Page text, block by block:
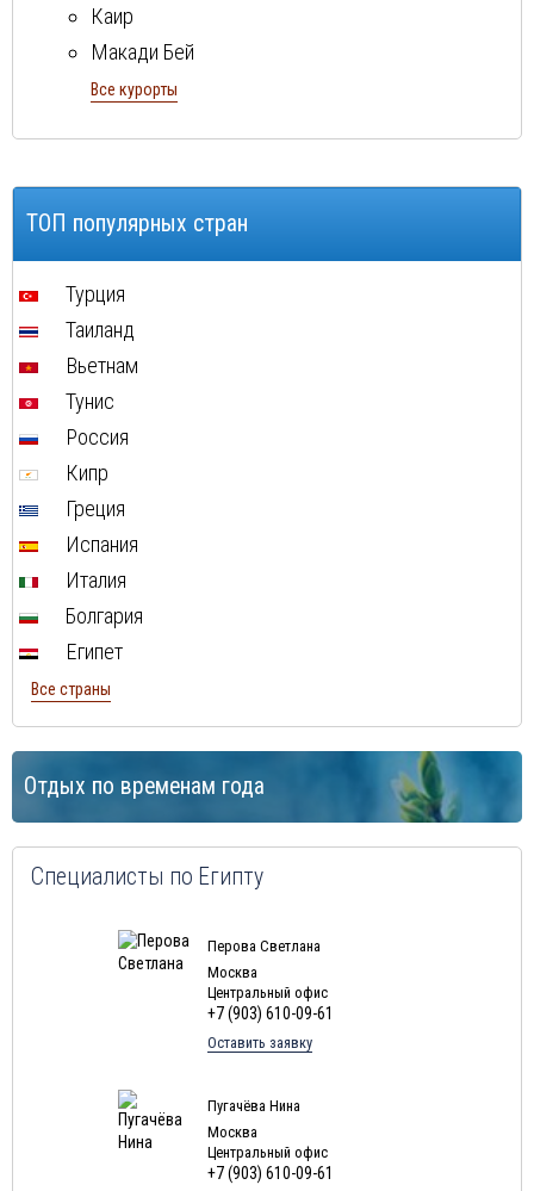
Каир
Макади Бей
Марса Алам
Эль Гуна
Все курорты
ТОП популярных стран
Турция
Таиланд
Вьетнам
Тунис
Россия
Кипр
Греция
Испания
Италия
Болгария
Египет
Все страны
Отдых по временам года
Специалисты по Египту
Перова Светлана
Москва
Центральный офис
+7 (903) 610-09-61
Оставить заявку
Пугачёва Нина
Москва
Центральный офис
+7 (903) 610-09-61